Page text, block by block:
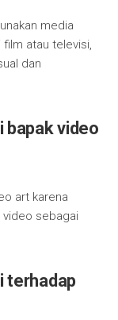
media
atau televisi,
dan
bapak video
art karena
video sebagai
terhadap